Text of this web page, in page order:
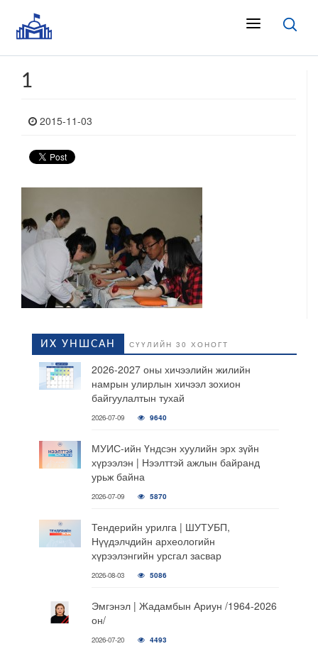
1
2015-11-03
ИХ УНШСАН СҮҮЛИЙН 30 ХОНОГТ
2026-2027 оны хичээлийн жилийн
намрын улирлын хичээл зохион
байгуулалтын тухай
2026-07-09 9640
МУИС-ийн Үндсэн хуулийн эрх зүйн
хүрээлэн | Нээлттэй ажлын байранд
урьж байна
2026-07-09 5870
Тендерийн урилга | ШУТУБП,
Нүүдэлчдийн археологийн
хүрээлэнгийн урсгал засвар
2026-08-03 5086
Эмгэнэл | Жадамбын Ариун /1964-2026
он/
2026-07-20 4493